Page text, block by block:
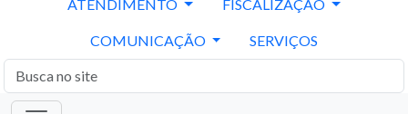
ATENDIMENTO FISCALIZAÇÃO
COMUNICAÇÃO SERVIÇOS